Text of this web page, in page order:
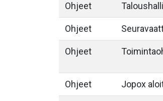
Ohjeet
Ohjeet
Ohjeet
Ohjeet Jopox